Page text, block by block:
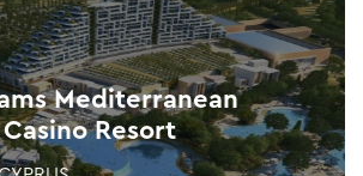
Mediterranean
Resort